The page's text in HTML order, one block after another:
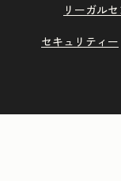
リーガル
セキュリティー